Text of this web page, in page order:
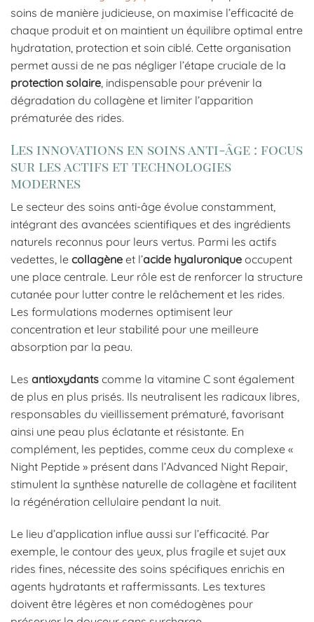
soins de manière judicieuse, on maximise l’efficacité de
chaque produit et on maintient un équilibre optimal entre
hydratation, protection et soin ciblé. Cette organisation
permet aussi de ne pas négliger l’étape cruciale de la
protection solaire , indispensable pour prévenir la
dégradation du collagène et limiter l’apparition
prématurée des rides.
Les innovations en soins anti-âge : focus
sur les actifs et technologies
modernes
Le secteur des soins anti-âge évolue constamment,
intégrant des avancées scientifiques et des ingrédients
naturels reconnus pour leurs vertus. Parmi les actifs
vedettes, le collagène et l’acide hyaluronique occupent
une place centrale. Leur rôle est de renforcer la structure
cutanée pour lutter contre le relâchement et les rides.
Les formulations modernes optimisent leur
concentration et leur stabilité pour une meilleure
absorption par la peau.
Les antioxydants comme la vitamine C sont également
de plus en plus prisés. Ils neutralisent les radicaux libres,
responsables du vieillissement prématuré, favorisant
ainsi une peau plus éclatante et résistante. En
complément, les peptides, comme ceux du complexe «
Night Peptide » présent dans l’Advanced Night Repair,
stimulent la synthèse naturelle de collagène et facilitent
la régénération cellulaire pendant la nuit.
Le lieu d’application influe aussi sur l’efficacité. Par
exemple, le contour des yeux, plus fragile et sujet aux
rides fines, nécessite des soins spécifiques enrichis en
agents hydratants et raffermissants. Les textures
doivent être légères et non comédogènes pour